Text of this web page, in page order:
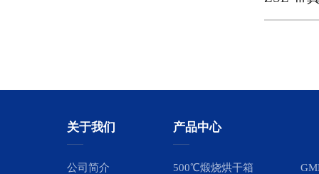
关于我们
公司简介
产品中心
500℃煅烧烘干箱